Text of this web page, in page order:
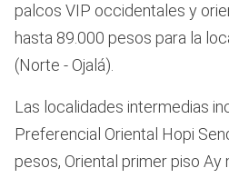
palcos VIP occidentales y
hasta 89.000 pesos para la
(Norte - Ojalá).
Las localidades intermedias
Preferencial Oriental Hopi
pesos, Oriental primer piso Ay